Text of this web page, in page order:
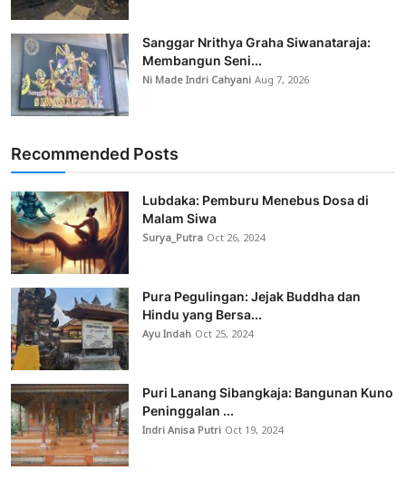
Sanggar Nrithya Graha Siwanataraja:
Membangun Seni...
Ni Made Indri CahyaniAug 7, 2026
Recommended Posts
Lubdaka: Pemburu Menebus Dosa di
Malam Siwa
Surya_Putra Oct 26, 2024
Pura Pegulingan: Jejak Buddha dan
Hindu yang Bersa...
Ayu Indah Oct 25, 2024
Puri Lanang Sibangkaja: Bangunan Kuno
Peninggalan ...
Indri Anisa Putri Oct 19, 2024